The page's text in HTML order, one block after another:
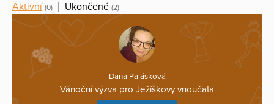
Aktivní (0) Ukončené (2)
Dana Palásková
Vánoční výzva pro Ježíškovy vnoučata